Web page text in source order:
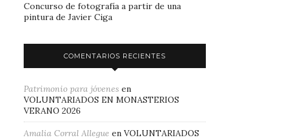
Concurso de fotografía a partir de una
pintura de Javier Ciga
COMENTARIOS RECIENTES
Patrimonio para jóvenes en
VOLUNTARIADOS EN MONASTERIOS
VERANO 2026
Amalia Corral Allegue en VOLUNTARIADOS